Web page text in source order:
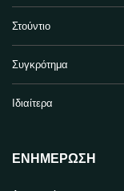
Στούντιο
Συγκρότημα
Ιδιαίτερα
ΕΝΗΜΈΡΩΣΗ